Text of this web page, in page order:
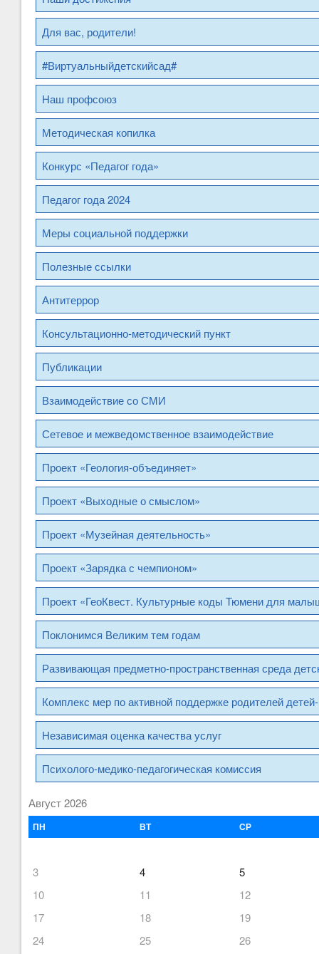
Для вас, родители!
#Виртуальныйдетскийсад#
Наш профсоюз
Методическая копилка
Конкурс «Педагог года»
Педагог года 2024
Меры социальной поддержки
Полезные ссылки
Антитеррор
Консультационно-методический пункт
Публикации
Взаимодействие со СМИ
Сетевое и межведомственное взаимодействие
Проект «Геология-объединяет»
Проект «Выходные о смыслом»
Проект «Музейная деятельность»
Проект «Зарядка с чемпионом»
Проект «ГеоКвест. Культурные коды Тюмени для
Поклонимся Великим тем годам
Развивающая предметно-пространственная среда
Комплекс мер по активной поддержке родителей
Независимая оценка качества услуг
Психолого-медико-педагогическая комиссия
Август 2026
ПН ВТ СР
3 4
5
10
11
12
17
18
19
24
25
26